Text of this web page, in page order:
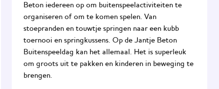
Beton iedereen op om buitenspeelactiviteiten te
organiseren of om te komen spelen. Van
stoepranden en touwtje springen naar een kubb
toernooi en springkussens. Op de Jantje Beton
Buitenspeeldag kan het allemaal. Het is superleuk
om groots uit te pakken en kinderen in beweging te
brengen.